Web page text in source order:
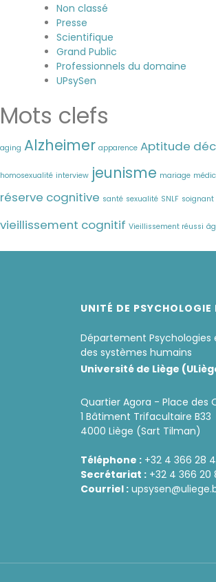
Non classé
Presse
Scientifique
Grand Public
Professionnels du domaine
UPsySen
Mots clefs
aging Alzheimer apparence Aptitude
homosexualité interview jeunisme mariage
réserve cognitive santé sexualité SNLF soignant
vieillissement cognitif Vieillissement réussi
UNITÉ DE PSYCHOLOGIE
Département Psychologies
des systèmes humains
Université de Liège
Quartier Agora - Place des
1 Bâtiment Trifacultaire B33
4000 Liège (Sart Tilman)
Téléphone : +32 4 366 28
Secrétariat : +32 4 366 20
Courriel :